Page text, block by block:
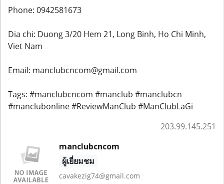
Phone: 0942581673
Dia chi: Duong 3/20 Hem 21, Long Binh, Ho Chi Minh,
Viet Nam
Email: manclubcncom@gmail.com
Tags: #manclubcncom #manclub #manclubcn
#manclubonline #ReviewManClub #ManClubLaGi
203.99.145.251
manclubcncom
ผู้เยี่ยมชม
cavakezig74@gmail.com